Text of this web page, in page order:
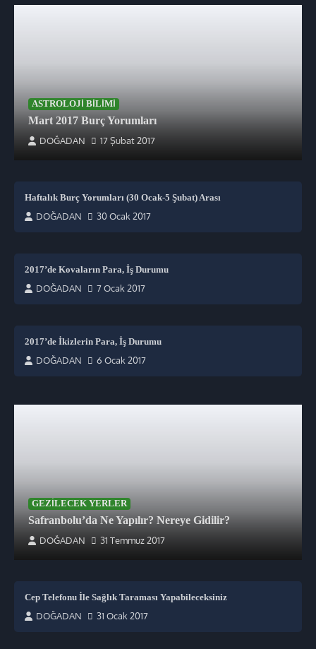
ASTROLOJI BILIMI
Mart 2017 Burç Yorumları
DOĞADAN 17 Şubat 2017
Haftalık Burç Yorumları (30 Ocak-5 Şubat) Arası
DOĞADAN 30 Ocak 2017
2017’de Kovaların Para, İş Durumu
DOĞADAN 7 Ocak 2017
2017’de İkizlerin Para, İş Durumu
DOĞADAN 6 Ocak 2017
GEZILECEK YERLER
Safranbolu’da Ne Yapılır? Nereye Gidilir?
DOĞADAN 31 Temmuz 2017
Cep Telefonu İle Sağlık Taraması Yapabileceksiniz
DOĞADAN 31 Ocak 2017